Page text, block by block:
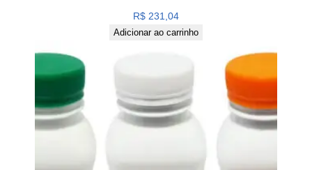
R$ 231,04
Adicionar ao carrinho